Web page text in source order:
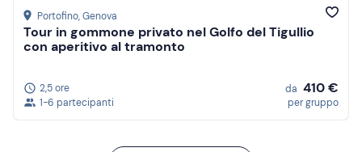
Portofino, Genova
Tour in gommone privato nel Golfo del Tigullio
con aperitivo al tramonto
2,5 ore
1-6 partecipanti
da 410 €
per gruppo